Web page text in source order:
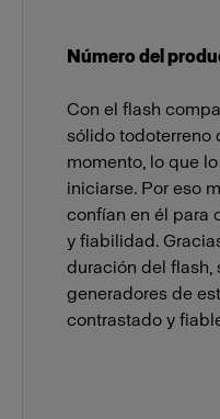
Número del
Con el flash
sólido todoterreno
momento, lo que
iniciarse. Por eso
confían en él para
y fiabilidad.
duración del flash,
generadores de
contrastado y